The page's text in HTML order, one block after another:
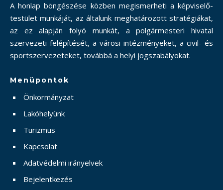
A honlap böngészése közben megismerheti a képviselő-
testület munkáját, az általunk meghatározott stratégiákat,
az ez alapján folyó munkát, a polgármesteri hivatal
szervezeti felépítését, a városi intézményeket, a civil- és
sportszervezeteket, továbbá a helyi jogszabályokat.
Menüpontok
Önkormányzat
Lakóhelyünk
Turizmus
Kapcsolat
Adatvédelmi irányelvek
Bejelentkezés